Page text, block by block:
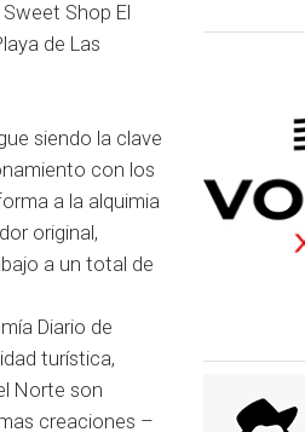
Shop El
de Las
siendo la clave
con los
a la alquimia
original,
a un total de
Diario de
turística,
Norte son
creaciones –